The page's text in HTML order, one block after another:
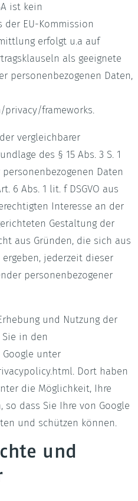
ist kein
der EU-Kommission
erfolgt u.a auf
als geeignete
personenbezogenen Daten,
frameworks.
vergleichbarer
des § 15 Abs. 3 S. 1
personenbezogenen Daten
6 Abs. 1 lit. f DSGVO aus
Interesse an der
Gestaltung der
aus Gründen, die sich aus
jederzeit dieser
personenbezogener
und Nutzung der
in den
unter
Dort haben
die Möglichkeit, Ihre
so dass Sie Ihre von Google
und schützen können.
und